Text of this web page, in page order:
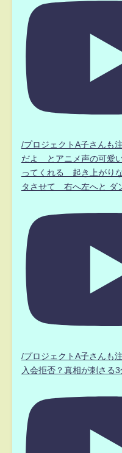
/プロジェクトA子さん
だよ とアニメ声の可愛
ってくれる 起き上がり
タさせて 右へ左へと ダ
/プロジェクトA子さん
入会拒否？真相が刺さる